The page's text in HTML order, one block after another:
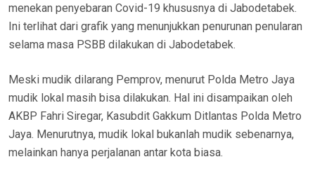
menekan penyebaran Covid-19 khususnya di Jabodetabek.
Ini terlihat dari grafik yang menunjukkan penurunan penularan
selama masa PSBB dilakukan di Jabodetabek.
Meski mudik dilarang Pemprov, menurut Polda Metro Jaya
mudik lokal masih bisa dilakukan. Hal ini disampaikan oleh
AKBP Fahri Siregar, Kasubdit Gakkum Ditlantas Polda Metro
Jaya. Menurutnya, mudik lokal bukanlah mudik sebenarnya,
melainkan hanya perjalanan antar kota biasa.